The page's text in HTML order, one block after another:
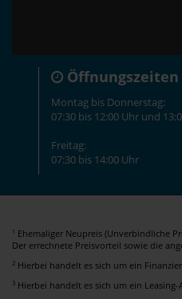
Öffnungszeiten
Montag bis Donnerstag:
07:30 bis 12:00 Uhr und
Freitag:
07:30 bis 14:00 Uhr
1 Ehemaliger Neupreis (Unverbindliche
Der errechnete Preisvorteil sowie die
2 Hierbei handelt es sich um ein
3 Hierbei handelt es sich um ein